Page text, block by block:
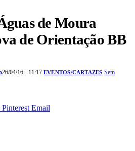
de Moura
de Orientação BB
26/04/16 - 11:17 EVENTOS/CARTAZES Sem
Pinterest Email